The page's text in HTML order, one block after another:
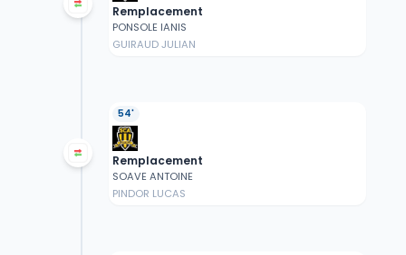
Remplacement
PONSOLE IANIS
GUIRAUD JULIAN
54'
Remplacement
SOAVE ANTOINE
PINDOR LUCAS